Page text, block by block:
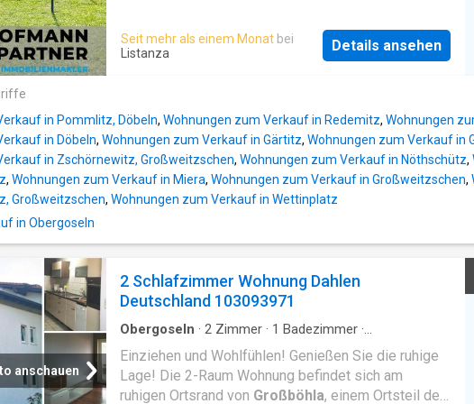
2022 errichtete Gartenhaus. Vor den
Wohnzimmerfenstern befindet sich eine zur
Sanierungsmaßnahmen wurden durchgeführt: 2009
Dacherneuerung, 2025 Installation der
Gasetagenheizung, 2021 Badsanierung und 2023
Teilsanierung der Küche. Mit dem monatlichen
Kaltmietpreis von nur 5,00 €/m² liegt der Mietpreis
günstigen Miete liegt der Kaufpreis unter dem
Mietsteigerungspotenzial. Der Bodenrichtwert hat
sich innerhalb von 9 Jahren auf das 2,53-fache
erhöht, was ein guter Indikator für künftige
Wertsteigerungen ist. Der Anteil der
Instandhaltungsrücklage für diese Wohnung betrug
am 3
Seit mehr als einem Monat bei
Listanza
Details ansehen
in Pommlitz, Döbeln, Wohnungen zum Verkauf in Redemitz, Wohnungen
in Döbeln, Wohnungen zum Verkauf in Gärtitz, Wohnungen zum Verkauf in
in Zschörnewitz, Großweitzschen, Wohnungen zum Verkauf in Nöthschütz,
, Wohnungen zum Verkauf in Miera, Wohnungen zum Verkauf in Großweitzschen,
Großweitzschen, Wohnungen zum Verkauf in Wettinplatz
in Obergoseln
anschauen
2 Schlafzimmer Wohnung Dahlen
Deutschland 103093971
Obergoseln · 2 Zimmer · 1 Badezimmer ·
Keller
Einziehen und Wohlfühlen! Genießen Sie die ruhige
Lage! Die 2-Raum Wohnung befindet sich am
ruhigen Ortsrand von Großböhla, einem Ortsteil der